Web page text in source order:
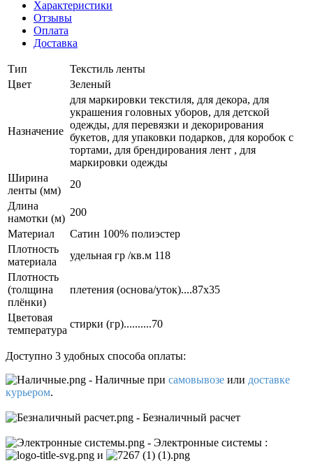
Характеристики
Отзывы
Оплата
Доставка
Тип
Текстиль ленты
Цвет
Зеленый
Назначение
для маркировки текстиля, для декора, для
украшения головных уборов, для детской
одежды, для перевязки и декорирования
букетов, для упаковки подарков, для коробок с
тортами, для брендирования лент , для
маркировки одежды
Ширина
ленты (мм)
20
Длина
намотки (м)
200
Материал
Сатин 100% полиэстер
Плотность
материала
удельная гр /кв.м 118
Плотность
(толщина
плёнки)
плетения (основа/уток)....87х35
Цветовая
температура
стирки (гр)..........70
Доступно 3 удобных способа оплаты:
- Наличные при самовывозе или доставке
курьером.
- Безналичный расчет
- Электронные системы :
и